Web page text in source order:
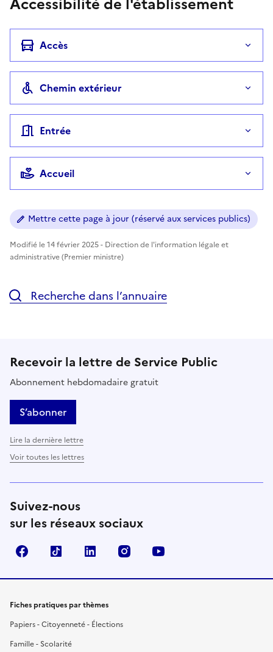
Accès
Chemin extérieur
Entrée
Accueil
Mettre cette page à jour (réservé aux services publics)
Modifié le 14 février 2025 - Direction de l'information légale et
administrative (Premier ministre)
Recherche dans l’annuaire
Recevoir la lettre de Service Public
Abonnement hebdomadaire gratuit
S’abonner
Lire la dernière lettre
Voir toutes les lettres
Suivez-nous
sur les réseaux sociaux
FacebookTikTok LinkedIn Instagram
Fiches pratiques par thèmes
Papiers - Citoyenneté - Élections
Famille - Scolarité